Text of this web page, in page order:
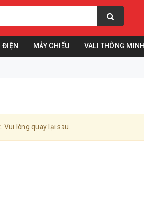
ĐIỆN MÁY CHIẾU VALI THÔNG MINH
lòng quay lại sau.